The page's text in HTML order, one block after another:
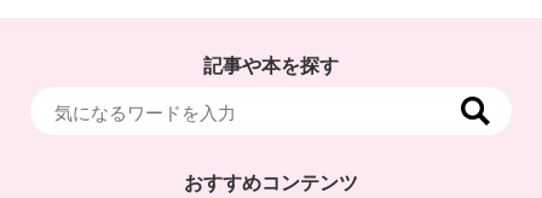
記事や本を探す
おすすめコンテンツ